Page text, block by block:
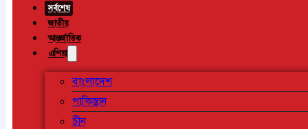
সর্বশেষ
জাতীয়
আন্তর্জাতিক
এশিয়া
বাংলাদেশ
পাকিস্তান
চীন